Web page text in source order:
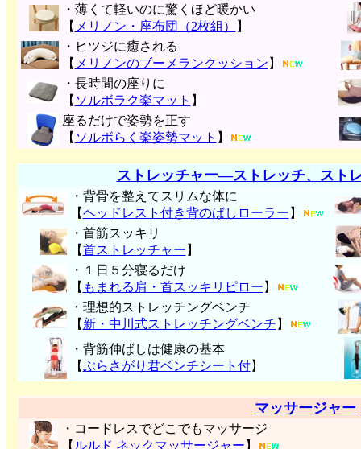
・薄くて軽いのに驚くほど暖かい
【 メリノン・座布団（2枚組）
】
・ヒツジに癒される
【 メリノンのブーメランクッション 】
・長時間の座りに
【 ソルボラク楽マット 】
座るだけで姿勢を正す
【 ソルボらく楽姿勢マット 】
ストレッチャー―ストレッチ、スト
・背骨を整えてスリムな体に
【ヘッドレスト付き背のばしローラー 】
・首筋スッキリ
【首ストレッチャー 】
・１日５分寝るだけ
【 もまれる肩・首スッキリピロー 】
・理想的ストレッチングベンチ
【 新・中川式ストレッチングベンチ 】
・背筋伸ばしは健康の基本
【ぶらさがり君ベンチシート付】
マッサージャー
・コードレスでどこでもマッサージ
【 ルルド ネックマッサージャー 】